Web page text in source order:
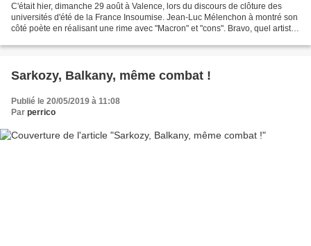
C'était hier, dimanche 29 août à Valence, lors du discours de clôture des
universités d'été de la France Insoumise. Jean-Luc Mélenchon à montré son
côté poète en réalisant une rime avec "Macron" et "cons". Bravo, quel artiste
Sarkozy, Balkany, même combat !
Publié le 20/05/2019 à 11:08
Par perrico